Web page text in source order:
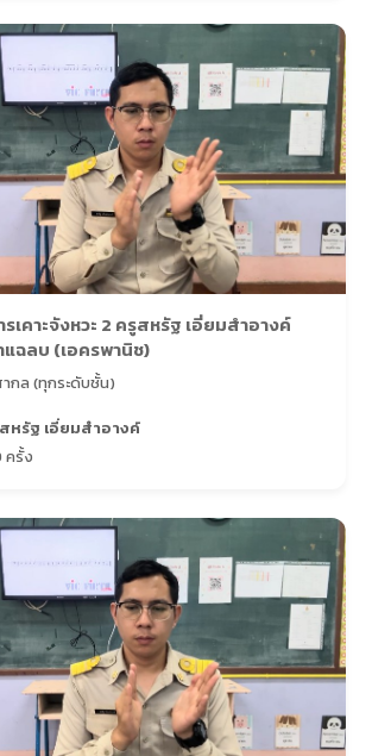
เคาะจังหวะ 2 ครูสหรัฐ เอี่ยมสำอางค์
แฉลบ (เอครพานิช)
กล (ทุกระดับชั้น)
หรัฐ เอี่ยมสำอางค์
ครั้ง